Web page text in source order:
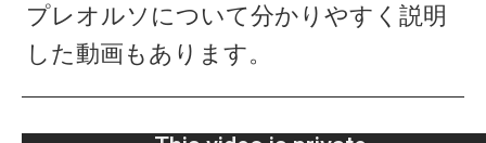
プレオルソについて分かりやすく説明
した動画もあります。